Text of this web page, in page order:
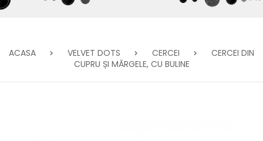
ACASA VELVET DOTS CERCEI
CERCEI DIN
CUPRU ȘI MĂRGELE, CU BULINE